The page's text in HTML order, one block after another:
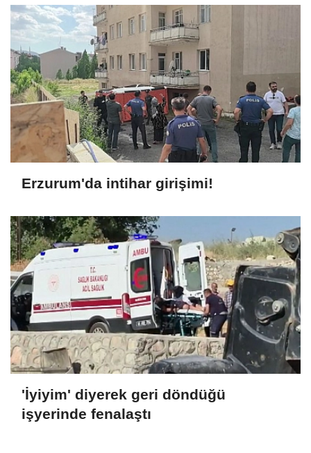
Erzurum'da intihar girişimi!
'İyiyim' diyerek geri döndüğü
işyerinde fenalaştı